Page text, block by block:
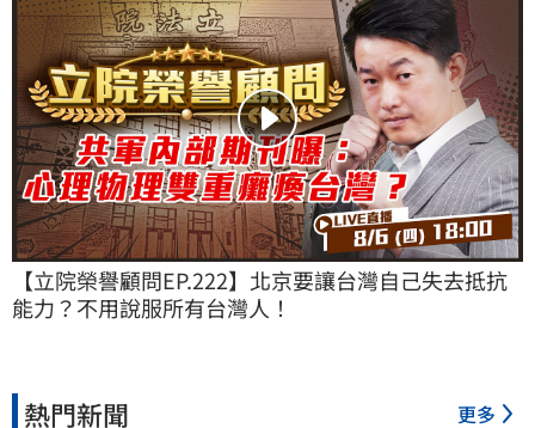
【立院榮譽顧問EP.222】北京要讓台灣自己失去抵抗
能力？不用說服所有台灣人！
熱門新聞 更多